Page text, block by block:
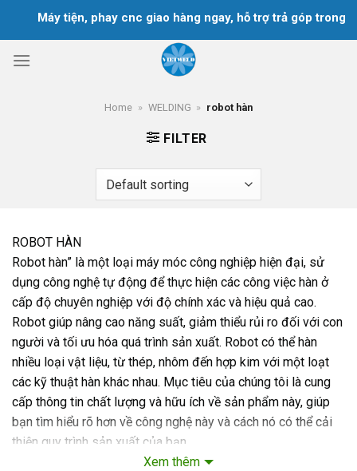
Máy tiện, phay cnc giao hàng ngay, hỗ trợ trả góp trong 18
Home » WELDING » robot hàn
FILTER
ROBOT HÀN
Robot hàn” là một loại máy móc công nghiệp hiện đại, sử
dụng công nghệ tự động để thực hiện các công việc hàn ở
cấp độ chuyên nghiệp với độ chính xác và hiệu quả cao.
Robot giúp nâng cao năng suất, giảm thiểu rủi ro đối với con
người và tối ưu hóa quá trình sản xuất. Robot có thể hàn
nhiều loại vật liệu, từ thép, nhôm đến hợp kim với một loạt
các kỹ thuật hàn khác nhau. Mục tiêu của chúng tôi là cung
cấp thông tin chất lượng và hữu ích về sản phẩm này, giúp
bạn tìm hiểu rõ hơn về công nghệ này và cách nó có thể cải
thiện quy trình sản xuất của bạn.
Xem thêm